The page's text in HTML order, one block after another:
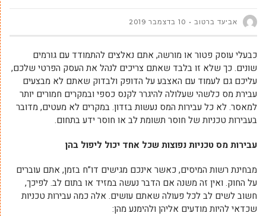
אביעד ברטוב 10 בדצמבר 2019
כבעלי עוסק פטור או מורשה, אתם נאלצים להתמודד עם גורמים
שונים. כך שלא זו בלבד שאתם צריכים לנהל את העסק הפרטי שלכם,
עליכם גם לעמוד עם האצבע על הדופק ולבדוק שאתם לא מבצעים
עבירת מס כלשהי שעלולה להיגרר לקנס כספי ובמקרים חמורים יותר
למאסר. לא כל עבירות המס נעשות בזדון. במקרים לא מעטים, מדובר
בעבירות טכניות של חוסר תשומת לב או חוסר ידע בתחום.
עבירות מס טכניות נפוצות שכל אחד יכול ליפול בהן
מבחינת רשות המיסים, כאשר אינכם מגישים דו”ח בזמן, אתם עוברים
על החוק. ואין זה משנה אם הדבר נעשה במזיד או בתום לב. לפיכך,
חשוב לשים לב לכל פעולה שאתם עושים. אלה כמה עבירות טכניות
שכדאי להיות מודעים אליהן ולהימנע מהן: